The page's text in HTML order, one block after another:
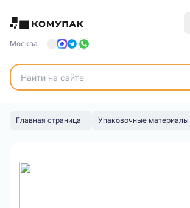
Москва
Главная страница Упаковочные материалы